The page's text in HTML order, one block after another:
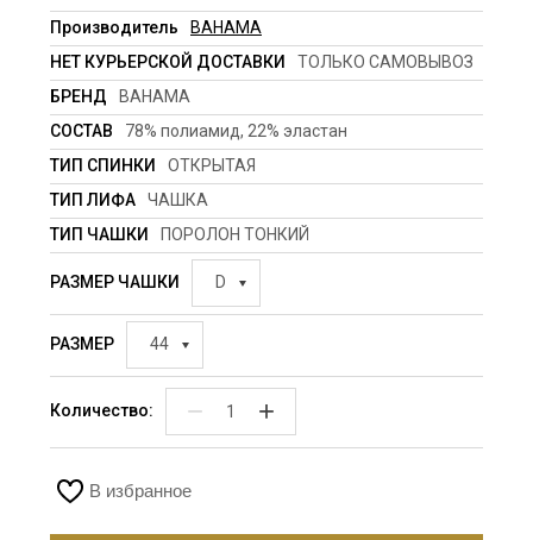
Производитель
BAHAMA
НЕТ КУРЬЕРСКОЙ ДОСТАВКИ
ТОЛЬКО САМОВЫВОЗ
БРЕНД
BAHAMA
СОСТАВ
78% полиамид, 22% эластан
ТИП СПИНКИ
ОТКРЫТАЯ
ТИП ЛИФА
ЧАШКА
ТИП ЧАШКИ
ПОРОЛОН ТОНКИЙ
РАЗМЕР ЧАШКИ D
РАЗМЕР 44
Количество: − +
В избранное